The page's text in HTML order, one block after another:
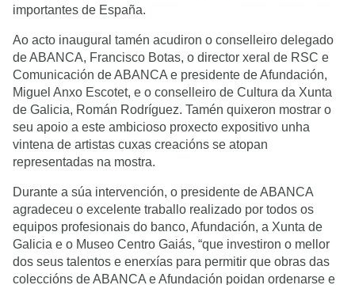
importantes de España.
Ao acto inaugural tamén acudiron o conselleiro delegado
de ABANCA, Francisco Botas, o director xeral de RSC e
Comunicación de ABANCA e presidente de Afundación,
Miguel Anxo Escotet, e o conselleiro de Cultura da Xunta
de Galicia, Román Rodríguez. Tamén quixeron mostrar o
seu apoio a este ambicioso proxecto expositivo unha
vintena de artistas cuxas creacións se atopan
representadas na mostra.
Durante a súa intervención, o presidente de ABANCA
agradeceu o excelente traballo realizado por todos os
equipos profesionais do banco, Afundación, a Xunta de
Galicia e o Museo Centro Gaiás, “que investiron o mellor
dos seus talentos e enerxías para permitir que obras das
coleccións de ABANCA e Afundación poidan ordenarse e